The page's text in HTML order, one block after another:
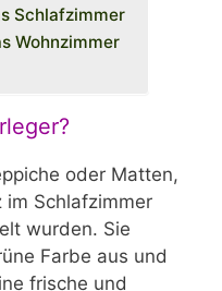
Schlafzimmer
Wohnzimmer
oder Matten,
im Schlafzimmer
wurden. Sie
Farbe aus und
frische und